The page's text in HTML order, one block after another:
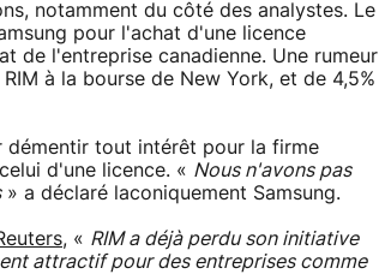
notamment du côté des analystes. Le
pour l'achat d'une licence
de l'entreprise canadienne. Une rumeur
à la bourse de New York, et de 4,5%
démentir tout intérêt pour la firme
d'une licence. « Nous n'avons pas
» a déclaré laconiquement Samsung.
, « RIM a déjà perdu son initiative
attractif pour des entreprises comme